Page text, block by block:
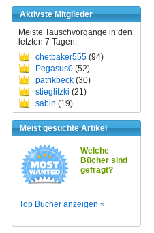
Aktivste Mitglieder
Meiste Tauschvorgänge in den
letzten 7 Tagen:
chetbaker555 (94)
Pegasus0 (52)
patrikbeck (30)
stieglitzki (21)
sabin (19)
Meist gesuchte Artikel
Welche
Bücher sind
gefragt?
Top Bücher anzeigen »